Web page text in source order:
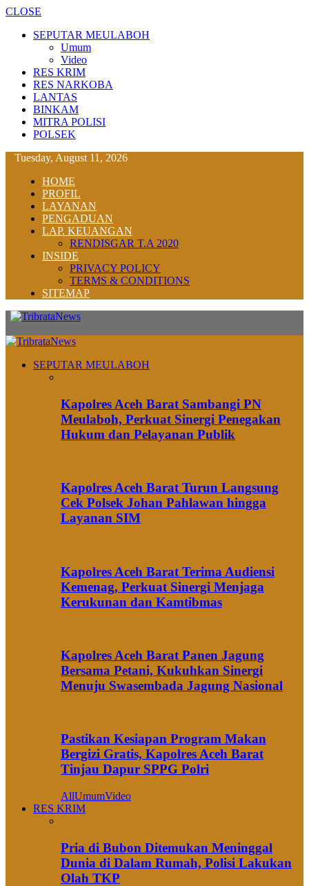
CLOSE
SEPUTAR MEULABOH
Umum
Video
RES KRIM
RES NARKOBA
LANTAS
BINKAM
MITRA POLISI
POLSEK
Tuesday, August 11, 2026
HOME
PROFIL
LAYANAN
PENGADUAN
LAP. KEUANGAN
RENDISGAR T.A 2020
INSIDE
PRIVACY POLICY
TERMS & CONDITIONS
SITEMAP
SEPUTAR MEULABOH
Kapolres Aceh Barat Sambangi PN
Meulaboh, Perkuat Sinergi Penegakan
Hukum dan Pelayanan Publik
Kapolres Aceh Barat Turun Langsung
Cek Polsek Johan Pahlawan hingga
Layanan SIM
Kapolres Aceh Barat Terima Audiensi
Kemenag, Perkuat Sinergi Menjaga
Kerukunan dan Kamtibmas
Kapolres Aceh Barat Panen Jagung
Bersama Petani, Kukuhkan Sinergi
Menuju Swasembada Jagung Nasional
Pastikan Kesiapan Program Makan
Bergizi Gratis, Kapolres Aceh Barat
Tinjau Dapur SPPG Polri
AllUmumVideo
RES KRIM
Pria di Bubon Ditemukan Meninggal
Dunia di Dalam Rumah, Polisi Lakukan
Olah TKP